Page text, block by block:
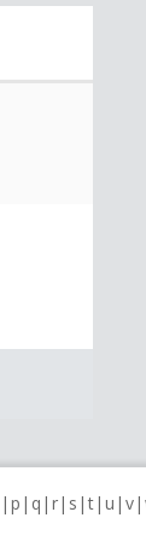
p q r s t u v